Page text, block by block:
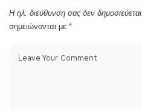
Η ηλ. διεύθυνση σας δεν δημοσιεύεται.
σημειώνονται με *